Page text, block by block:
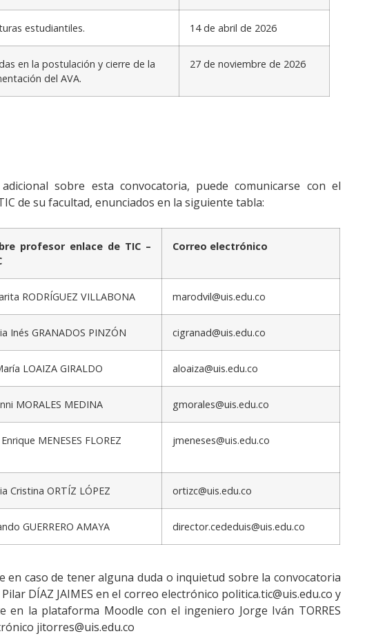
estudiantiles. 14 de abril de 2026
en la postulación y cierre de la
del AVA.
27 de noviembre de 2026
sobre esta convocatoria, puede comunicarse con el
de su facultad, enunciados en la siguiente tabla:
profesor enlace de TIC –
Correo electrónico
RODRÍGUEZ VILLABONA marodvil@uis.edu.co
Inés GRANADOS PINZÓN cigranad@uis.edu.co
LOAIZA GIRALDO aloaiza@uis.edu.co
MORALES MEDINA gmorales@uis.edu.co
MENESES FLOREZ jmeneses@uis.edu.co
Cristina ORTÍZ LÓPEZ ortizc@uis.edu.co
GUERRERO AMAYA director.cededuis@uis.edu.co
en caso de tener alguna duda o inquietud sobre la convocatoria
DÍAZ JAIMES en el correo electrónico politica.tic@uis.edu.co y
en la plataforma Moodle con el ingeniero Jorge Iván TORRES
jitorres@uis.edu.co